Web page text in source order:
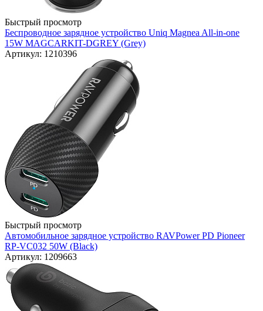
Быстрый просмотр
Беспроводное зарядное устройство Uniq Magnea All-in-one
15W MAGCARKIT-DGREY (Grey)
Артикул: 1210396
Быстрый просмотр
Автомобильное зарядное устройство RAVPower PD Pioneer
RP-VC032 50W (Black)
Артикул: 1209663